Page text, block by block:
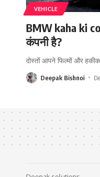
VEHICLE
BMW kaha ki
कंपनी है?
दोस्तों आपने फिल्मों और
Deepak Bishnoi